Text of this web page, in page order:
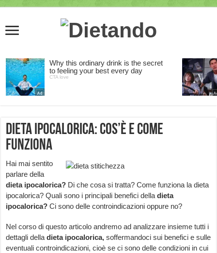
Dieta ipocalorica: cos’è e come
funziona
Hai mai sentito
parlare della
dieta ipocalorica? Di che cosa si tratta? Come funziona la dieta
ipocalorica? Quali sono i principali benefici delladieta
ipocalorica?Ci sono delle controindicazioni oppure no?
Nel corso di questo articolo andremo ad analizzare insieme tutti i
dettagli delladieta ipocalorica,soffermandoci sui benefici e sulle
eventuali controindicazioni, cioè se ci sono delle condizioni in cui